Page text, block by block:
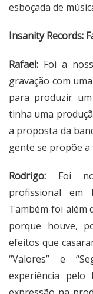
esboçada de
Insanity Records:
Rafael: Foi a
gravação com
para produzir
tinha uma
a proposta da
gente se propõe a
Rodrigo: Foi
profissional em
Também foi além
porque houve,
efeitos que
“Valores” e
experiência